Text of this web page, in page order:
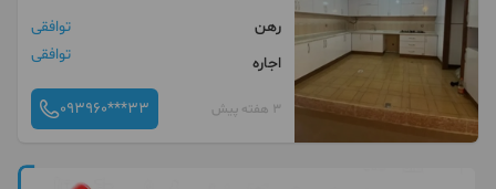
رهن
توافقی
اجاره
توافقی
3 هفته پیش 093960***33